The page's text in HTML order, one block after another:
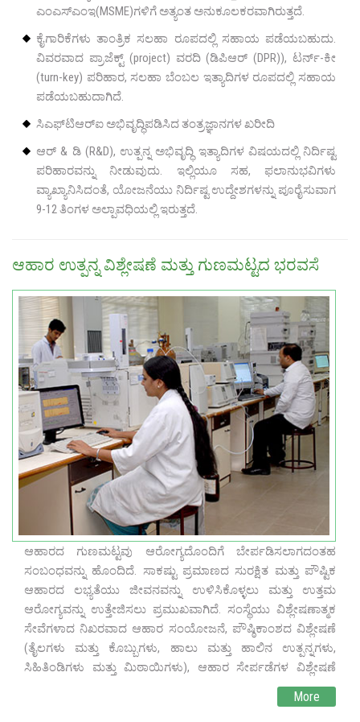
ಎಂಎಸ್‌ಎಂಇ(MSME)ಗಳಿಗೆ ಅತ್ಯಂತ ಅನುಕೂಲಕರವಾಗಿರುತ್ತದೆ.
ಕೈಗಾರಿಕೆಗಳು ತಾಂತ್ರಿಕ ಸಲಹಾ ರೂಪದಲ್ಲಿ ಸಹಾಯ ಪಡೆಯಬಹುದು.
ವಿವರವಾದ ಪ್ರಾಜೆಕ್ಟ್ (project) ವರದಿ (ಡಿಪಿಆರ್ (DPR)), ಟರ್ನ್-ಕೀ
(turn-key) ಪರಿಹಾರ, ಸಲಹಾ ಬೆಂಬಲ ಇತ್ಯಾದಿಗಳ ರೂಪದಲ್ಲಿ ಸಹಾಯ
ಪಡೆಯಬಹುದಾಗಿದೆ.
ಸಿಎಫ್‌ಟಿಆರ್‌ಐ ಅಭಿವೃದ್ಧಿಪಡಿಸಿದ ತಂತ್ರಜ್ಞಾನಗಳ ಖರೀದಿ
ಆರ್ & ಡಿ (R&D), ಉತ್ಪನ್ನ ಅಭಿವೃದ್ಧಿ ಇತ್ಯಾದಿಗಳ ವಿಷಯದಲ್ಲಿ ನಿರ್ದಿಷ್ಟ
ಪರಿಹಾರವನ್ನು ನೀಡುವುದು. ಇಲ್ಲಿಯೂ ಸಹ, ಫಲಾನುಭವಿಗಳು
ವ್ಯಾಖ್ಯಾನಿಸಿದಂತೆ, ಯೋಜನೆಯು ನಿರ್ದಿಷ್ಟ ಉದ್ದೇಶಗಳನ್ನು ಪೂರೈಸುವಾಗ
9-12 ತಿಂಗಳ ಅಲ್ಪಾವಧಿಯಲ್ಲಿ ಇರುತ್ತದೆ.
ಆಹಾರ ಉತ್ಪನ್ನ ವಿಶ್ಲೇಷಣೆ ಮತ್ತು ಗುಣಮಟ್ಟದ ಭರವಸೆ
ಆಹಾರದ ಗುಣಮಟ್ಟವು ಆರೋಗ್ಯದೊಂದಿಗೆ ಬೇರ್ಪಡಿಸಲಾಗದಂತಹ
ಸಂಬಂಧವನ್ನು ಹೊಂದಿದೆ. ಸಾಕಷ್ಟು ಪ್ರಮಾಣದ ಸುರಕ್ಷಿತ ಮತ್ತು ಪೌಷ್ಟಿಕ
ಆಹಾರದ ಲಭ್ಯತೆಯು ಜೀವನವನ್ನು ಉಳಿಸಿಕೊಳ್ಳಲು ಮತ್ತು ಉತ್ತಮ
ಆರೋಗ್ಯವನ್ನು ಉತ್ತೇಜಿಸಲು ಪ್ರಮುಖವಾಗಿದೆ. ಸಂಸ್ಥೆಯು ವಿಶ್ಲೇಷಣಾತ್ಮಕ
ಸೇವೆಗಳಾದ ನಿಖರವಾದ ಆಹಾರ ಸಂಯೋಜನೆ, ಪೌಷ್ಠಿಕಾಂಶದ ವಿಶ್ಲೇಷಣೆ
(ತೈಲಗಳು ಮತ್ತು ಕೊಬ್ಬುಗಳು, ಹಾಲು ಮತ್ತು ಹಾಲಿನ ಉತ್ಪನ್ನಗಳು,
ಸಿಹಿತಿಂಡಿಗಳು ಮತ್ತು ಮಿಠಾಯಿಗಳು), ಆಹಾರ ಸೇರ್ಪಡೆಗಳ ವಿಶ್ಲೇಷಣೆ
(ಸಂರಕ್ಷಕಗಳು, ಸಂಶ್ಲೇಷಿತ ಬಣ್ಣಗಳು, ಕೃತಕ ಸಿಹಿಕಾರಕಗಳು, ಉತ್ಕರ್ಷಣ
ನಿರೋಧಕಗಳು, ಇತ್ಯಾದಿ), ಆಹಾರ ಮಾಲಿನ್ಯಕಾರಕಗಳ ವಿಶ್ಲೇಷಣೆ (ಭಾರವಾದ
More